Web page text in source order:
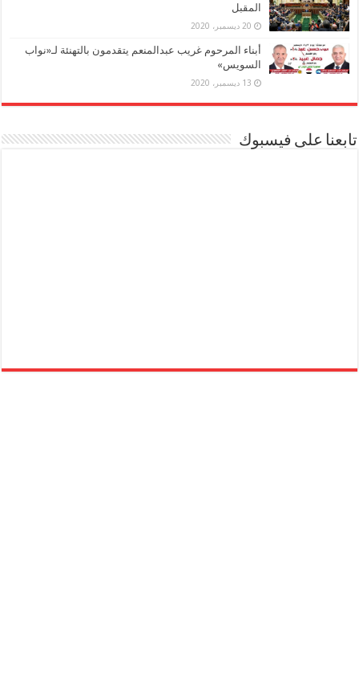
المقبل
20 ديسمبر، 2020
أبناء المرحوم غريب عبدالمنعم يتقدمون بالتهنئة لـ«نواب
السويس»
13 ديسمبر، 2020
تابعنا على فيسبوك